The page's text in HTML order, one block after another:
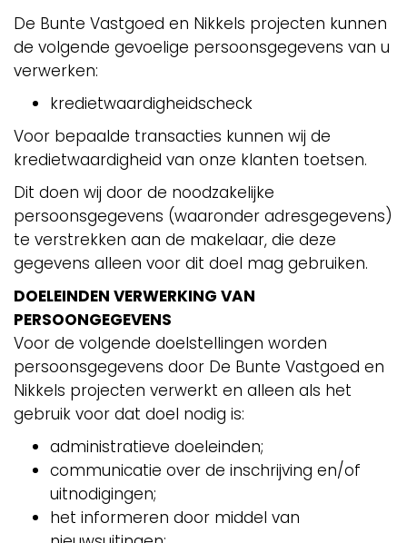
De Bunte Vastgoed en Nikkels projecten kunnen
de volgende gevoelige persoonsgegevens van u
verwerken:
kredietwaardigheidscheck
Voor bepaalde transacties kunnen wij de
kredietwaardigheid van onze klanten toetsen.
Dit doen wij door de noodzakelijke
persoonsgegevens (waaronder adresgegevens)
te verstrekken aan de makelaar, die deze
gegevens alleen voor dit doel mag gebruiken.
DOELEINDEN VERWERKING VAN
PERSOONGEGEVENS
Voor de volgende doelstellingen worden
persoonsgegevens door De Bunte Vastgoed en
Nikkels projecten verwerkt en alleen als het
gebruik voor dat doel nodig is:
administratieve doeleinden;
communicatie over de inschrijving en/of
uitnodigingen;
het informeren door middel van